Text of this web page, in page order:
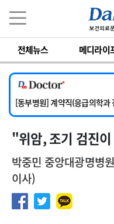
전체뉴스 메디라이
[서울아산병원] 2026년 하반기
[영남대학교의료원] 마취통증
[충남대학교병원] 소아청소년
[동부병원] 계약직(응급의학과
[이대목동병원] 하반기 전공의
[서울아산병원] 2026년 하반
"위암, 조기 검진
박중민 중앙대광명병
이사)